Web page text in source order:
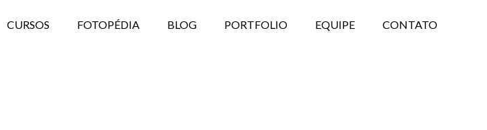
CURSOS FOTOPÉDIA BLOG PORTFOLIO EQUIPE CONTATO